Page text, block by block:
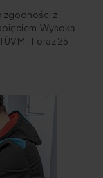
zgodności z
Wysoką
M+T oraz 25-